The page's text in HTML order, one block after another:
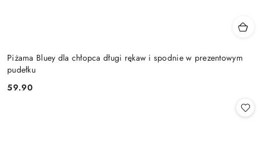
Piżama Bluey dla chłopca długi rękaw i spodnie w prezentowym
pudełku
Cena:
59.90